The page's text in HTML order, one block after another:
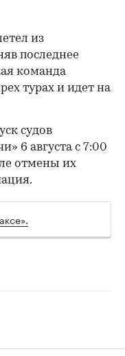
из
последнее
команда
турах и идет на
судов
6 августа с 7:00
отмены их